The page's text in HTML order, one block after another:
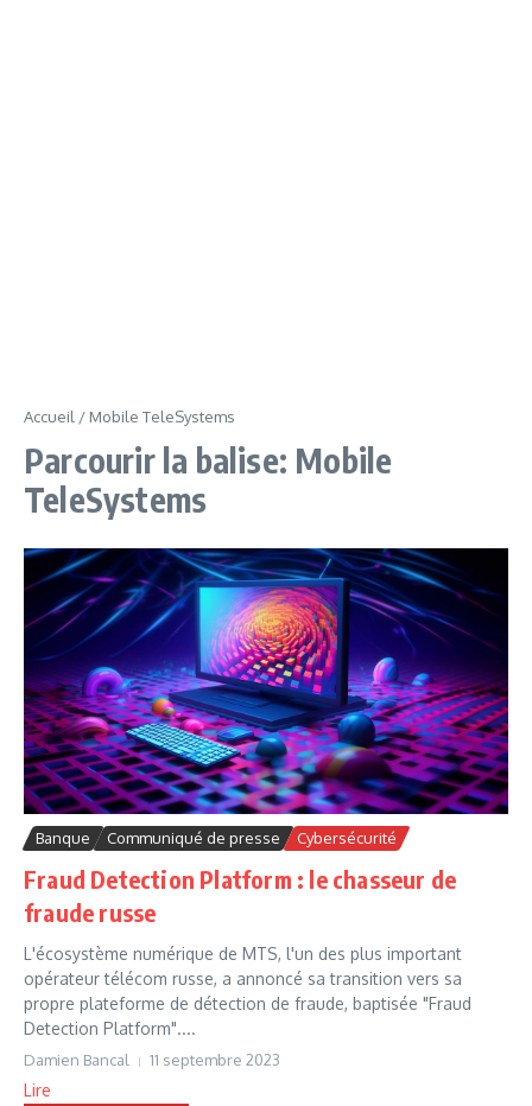
Accueil / Mobile TeleSystems
Parcourir la balise: Mobile
TeleSystems
Banque Communiqué de presse Cybersécurité
Fraud Detection Platform : le chasseur de
fraude russe
L'écosystème numérique de MTS, l'un des plus important
opérateur télécom russe, a annoncé sa transition vers sa
propre plateforme de détection de fraude, baptisée "Fraud
Detection Platform"....
Damien Bancal 11 septembre 2023
Lire